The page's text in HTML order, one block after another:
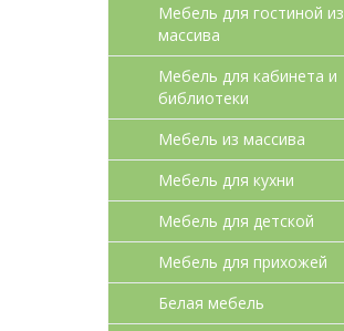
Мебель для гостиной из
массива
Мебель для кабинета и
библиотеки
Мебель из массива
Мебель для кухни
Мебель для детcкой
Мебель для прихожей
Белая мебель